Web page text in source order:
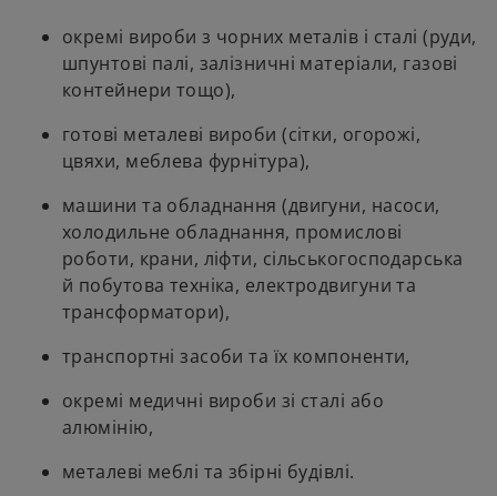
a
окремі вироби з чорних металів і сталі (руди,
шпунтові палі, залізничні матеріали, газові
контейнери тощо),
готові металеві вироби (сітки, огорожі,
цвяхи, меблева фурнітура),
машини та обладнання (двигуни, насоси,
холодильне обладнання, промислові
роботи, крани, ліфти, сільськогосподарська
й побутова техніка, електродвигуни та
трансформатори),
транспортні засоби та їх компоненти,
окремі медичні вироби зі сталі або
алюмінію,
металеві меблі та збірні будівлі.